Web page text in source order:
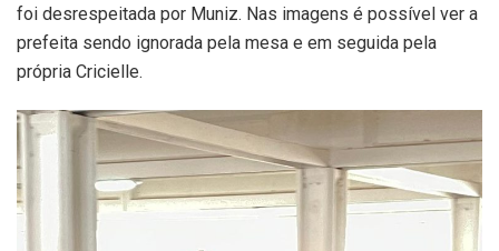
foi desrespeitada por Muniz. Nas imagens é possível ver a
prefeita sendo ignorada pela mesa e em seguida pela
própria Cricielle.